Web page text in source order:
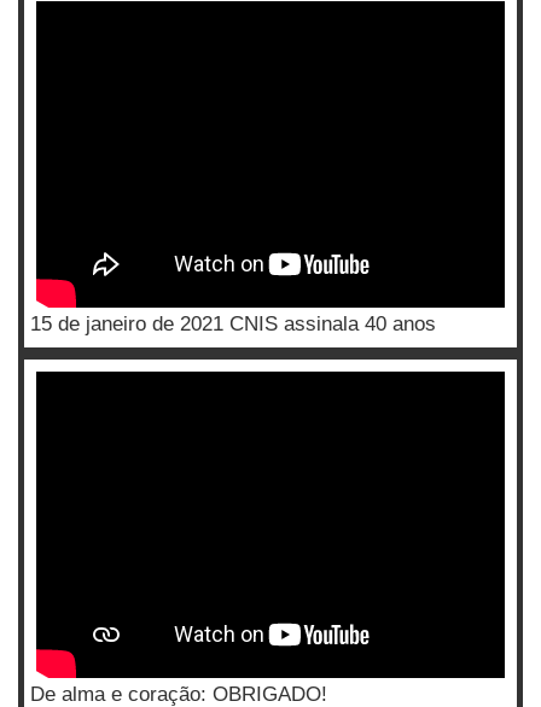
15 de janeiro de 2021 CNIS assinala 40 anos
De alma e coração: OBRIGADO!